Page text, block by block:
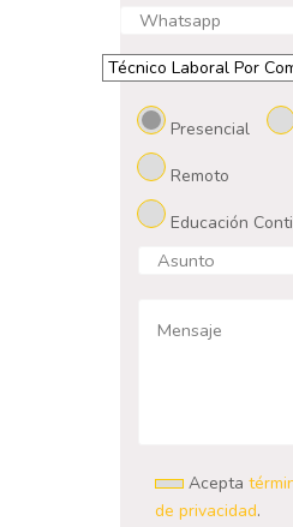
Presencial
Remoto
Educación
Acepta
de privacidad.